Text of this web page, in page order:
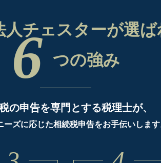
人チェスターが選ば
6 つの強み
の申告を専門とする税理士が、
ーズに応じた相続税申告をお手伝いします